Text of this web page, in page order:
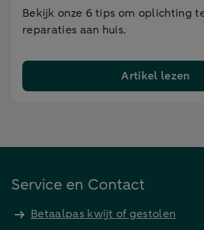
Bekijk onze 6 tips om oplichting
reparaties aan huis.
Artikel lezen
Service en Contact
Betaalpas kwijt of gestolen